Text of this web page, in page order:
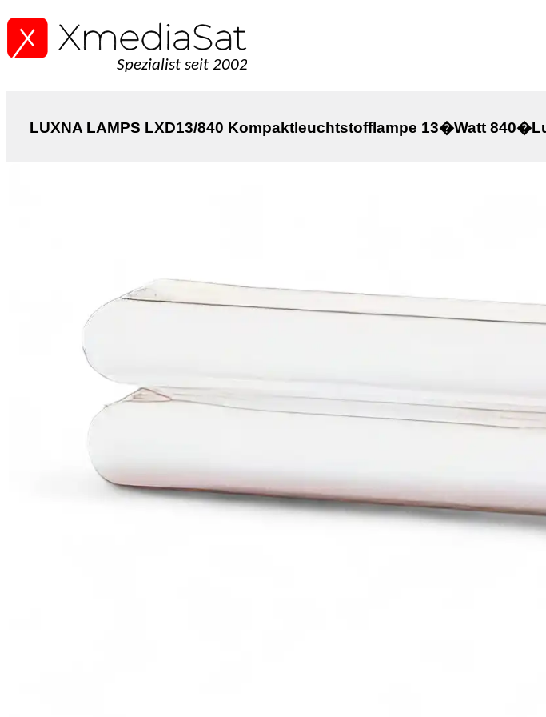
Spezialist seit 2002
LUXNA LAMPS LXD13/840 Kompaktleuchtstofflampe 13�Watt